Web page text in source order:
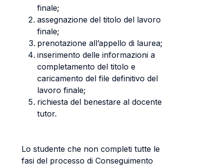
finale;
assegnazione del titolo del lavoro
finale;
prenotazione all’appello di laurea;
inserimento delle informazioni a
completamento del titolo e
caricamento del file definitivo del
lavoro finale;
richiesta del benestare al docente
tutor.
Lo studente che non completi tutte le
fasi del processo di Conseguimento